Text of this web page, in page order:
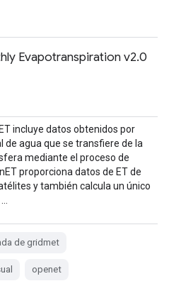
Evapotranspiration v2.0
incluye datos obtenidos por
agua que se transfiere de la
mediante el proceso de
proporciona datos de ET de
y también calcula un único
de gridmet
openet